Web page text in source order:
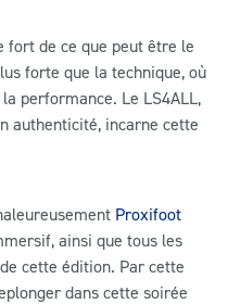
fort de ce que peut être le
forte que la technique, où
performance. Le LS4ALL,
authenticité, incarne cette
Proxifoot
ainsi que tous les
cette édition. Par cette
dans cette soirée